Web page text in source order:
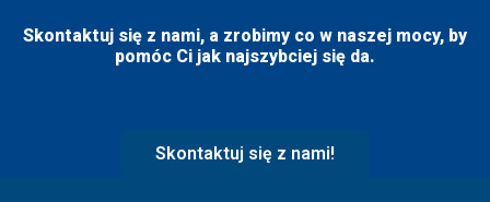
Skontaktuj się z nami, a zrobimy co w naszej mocy, by
pomóc Ci jak najszybciej się da.
Skontaktuj się z nami!